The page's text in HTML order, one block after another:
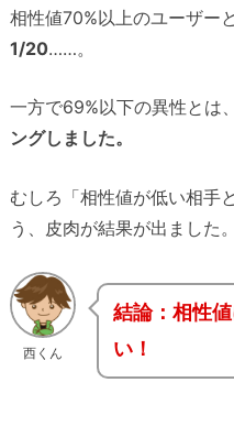
相性値70%以上のユーザー
1/20……。
一方で69%以下の異性とは、
ングしました。
むしろ「相性値が低い相手
う、皮肉が結果が出ました。
西くん
結論：相性
い！